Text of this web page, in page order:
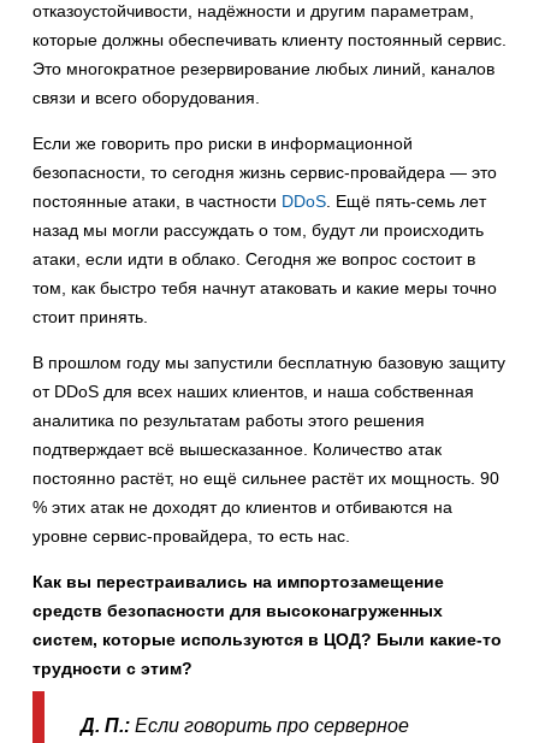
отказоустойчивости, надёжности и другим параметрам,
которые должны обеспечивать клиенту постоянный сервис.
Это многократное резервирование любых линий, каналов
связи и всего оборудования.
Если же говорить про риски в информационной
безопасности, то сегодня жизнь сервис-провайдера — это
постоянные атаки, в частности DDoS . Ещё пять-семь лет
назад мы могли рассуждать о том, будут ли происходить
атаки, если идти в облако. Сегодня же вопрос состоит в
том, как быстро тебя начнут атаковать и какие меры точно
стоит принять.
В прошлом году мы запустили бесплатную базовую защиту
от DDoS для всех наших клиентов, и наша собственная
аналитика по результатам работы этого решения
подтверждает всё вышесказанное. Количество атак
постоянно растёт, но ещё сильнее растёт их мощность. 90
% этих атак не доходят до клиентов и отбиваются на
уровне сервис-провайдера, то есть нас.
Как вы перестраивались на импортозамещение
средств безопасности для высоконагруженных
систем, которые используются в ЦОД? Были какие-то
трудности с этим?
Д. П.: Если говорить про серверное